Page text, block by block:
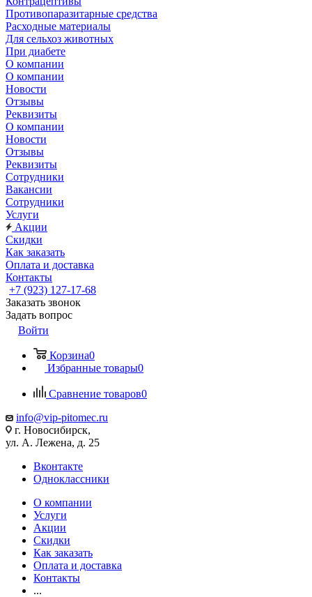
Противопаразитарные средства
Расходные материалы
Для сельхоз животных
При диабете
О компании
О компании
Новости
Отзывы
Реквизиты
О компании
Новости
Отзывы
Реквизиты
Сотрудники
Вакансии
Сотрудники
Услуги
Акции
Скидки
Как заказать
Оплата и доставка
Контакты
+7 (923) 127-17-68
Заказать звонок
Задать вопрос
Войти
Корзина0
Избранные товары0
Сравнение товаров0
info@vip-pitomec.ru
г. Новосибирск,
ул. А. Лежена, д. 25
Вконтакте
Одноклассники
О компании
Услуги
Акции
Скидки
Как заказать
Оплата и доставка
Контакты
...